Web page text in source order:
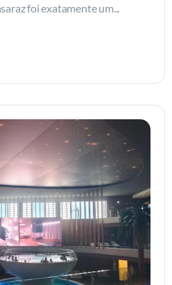
foi exatamente um...